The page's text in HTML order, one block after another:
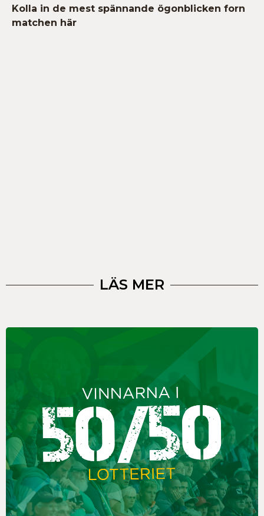
Kolla in de mest spännande ögonblicken forn
matchen här
LÄS MER